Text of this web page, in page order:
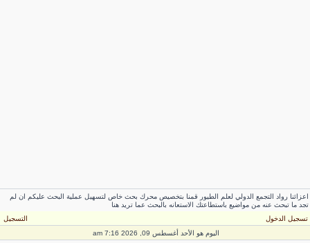
اعزائنا رواد التجمع الدولي لعلم الطيور قمنا بتخصيص محرك بحث خاص لتسهيل عملية البحث عليكم ان لم
تجد ما تبحث عنه من مواضيع باستطاعتك الاستعانه بالبحث عما تريد هنا
تسجيل الدخول
التسجيل
اليوم هو الأحد أغسطس 09, 2026 7:16 am